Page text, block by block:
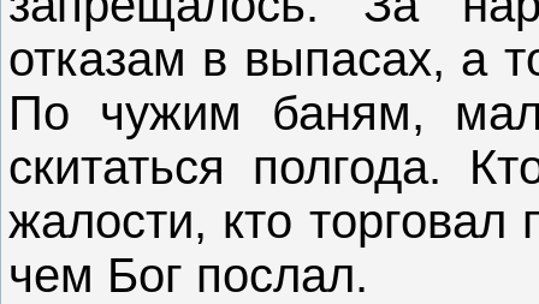
отказам в выпасах, а
По чужим баням,
скитаться полгода.
жалости, кто
чем Бог послал.